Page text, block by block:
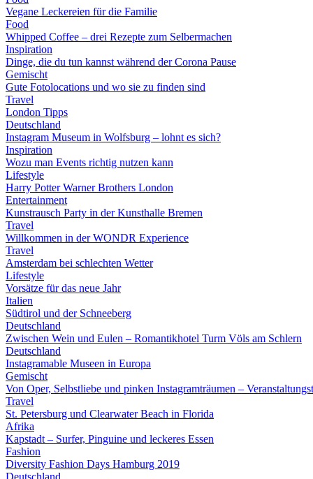
Vegane Leckereien für die Familie
Food
Whipped Coffee – drei Rezepte zum Selbermachen
Inspiration
Dinge, die du tun kannst während der Corona Pause
Gemischt
Gute Fotolocations und wo sie zu finden sind
Travel
London Tipps
Deutschland
Instagram Museum in Wolfsburg – lohnt es sich?
Inspiration
Wozu man Events richtig nutzen kann
Lifestyle
Harry Potter Warner Brothers London
Entertainment
Kunstrausch Party in der Kunsthalle Bremen
Travel
Willkommen in der WONDR Experience
Travel
Amsterdam bei schlechten Wetter
Lifestyle
Vorsätze für das neue Jahr
Italien
Südtirol und der Schneeberg
Deutschland
Zwischen Wein und Eulen – Romantikhotel Turm Völs am Schlern
Deutschland
Instagramable Museen in Europa
Gemischt
Von Oper, Selbstliebe und pinken Instagramträumen –
Travel
St. Petersburg und Clearwater Beach in Florida
Afrika
Kapstadt – Surfer, Pinguine und leckeres Essen
Fashion
Diversity Fashion Days Hamburg 2019
Deutschland